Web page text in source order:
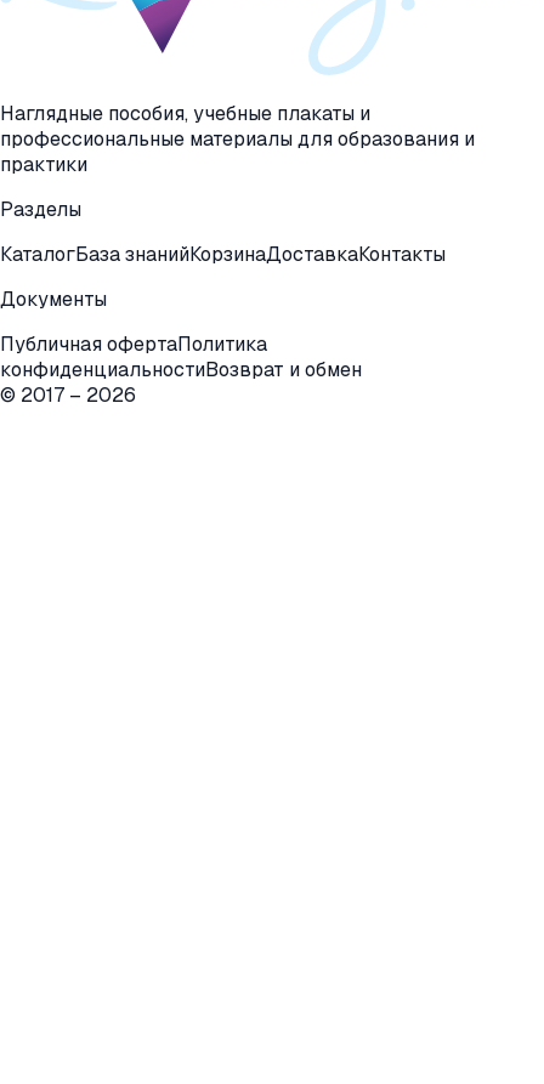
Наглядные пособия, учебные плакаты и
профессиональные материалы для образования и
практики
Разделы
КаталогБаза знанийКорзинаДоставкаКонтакты
Документы
Публичная офертаПолитика
конфиденциальностиВозврат и обмен
© 2017 – 2026